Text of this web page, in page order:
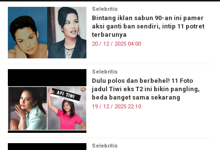
Selebritis
Bintang iklan sabun 90-an ini pamer
aksi ganti ban sendiri, intip 11 potret
terbarunya
20 / 12 / 2025 04:00
Selebritis
Dulu polos dan berbehel! 11 Foto
jadul Tiwi eks T2 ini bikin pangling,
beda banget sama sekarang
19 / 12 / 2025 22:10
Selebritis